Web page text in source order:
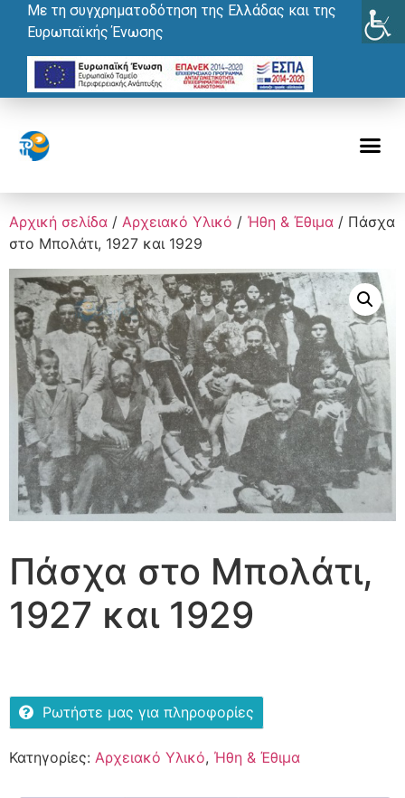
Με τη συγχρηματοδότηση της Ελλάδας και της
Ευρωπαϊκής Ένωσης
Αρχική σελίδα / Αρχειακό Υλικό / Ήθη & Έθιμα / Πάσχα
στο Μπολάτι, 1927 και 1929
Πάσχα στο Μπολάτι,
1927 και 1929
Ρωτήστε μας για πληροφορίες
Κατηγορίες: Αρχειακό Υλικό, Ήθη & Έθιμα